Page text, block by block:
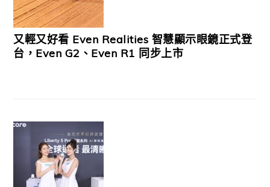
又輕又好看 Even Realities 智慧顯示眼鏡正式登
台，Even G2、Even R1 同步上市